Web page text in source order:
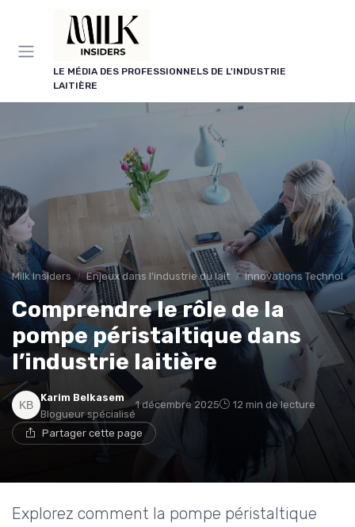
LE MÉDIA DES PROFESSIONNELS DE L'INDUSTRIE
LAITIÈRE
Milk Insiders Enjeux dans l'industrie du lait Innovations
Comprendre le rôle de la
pompe péristaltique dans
l’industrie laitière
Karim Belkasem
Blogueur spécialisé
1 décembre 2025 12 min de lecture
Partager cette page
Explorez comment la pompe péristaltique